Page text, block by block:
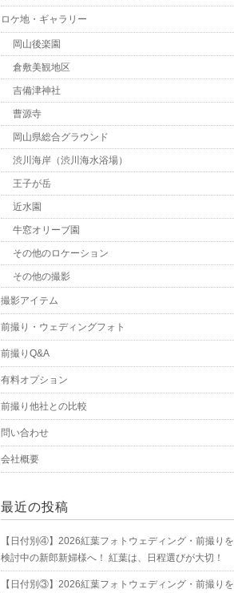
ロケ地・ギャラリー
岡山後楽園
倉敷美観地区
吉備津神社
曹源寺
岡山県総合グラウンド
渋川海岸（渋川海水浴場）
王子が岳
近水園
牛窓オリーブ園
その他のロケーション
その他の撮影
撮影アイテム
前撮り・ウェディングフォト
前撮りQ&A
有料オプション
前撮り他社との比較
問い合わせ
会社概要
最近の投稿
【日付別④】2026紅葉フォトウェディング・前撮りを
検討中の新郎新婦様へ！ 紅葉は、日程選びが大切！
【日付別③】2026紅葉フォトウェディング・前撮りを